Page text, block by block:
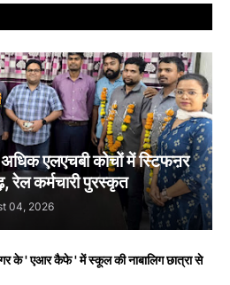
एलएचबी कोचों में स्टिफऩर
रेल कर्मचारी पुरस्कृत
04, 2026
के ' एआर कैफे ' में स्कूल की नाबालिग छात्रा से